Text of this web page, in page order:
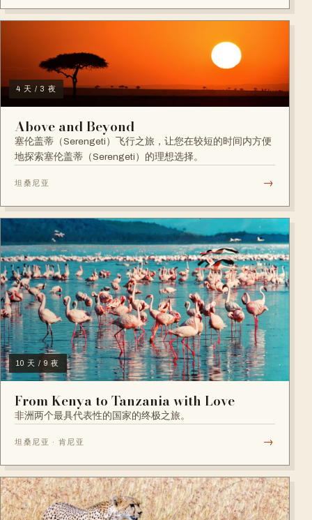
4 天 / 3 夜
Above and Beyond
塞伦盖蒂（Serengeti）飞行之旅，让您在较短的时间内方便
地探索塞伦盖蒂（Serengeti）的理想选择。
坦桑尼亚 →
10 天 / 9 夜
From Kenya to Tanzania with Love
非洲两个最具代表性的国家的终极之旅。
坦桑尼亚 · 肯尼亚 →